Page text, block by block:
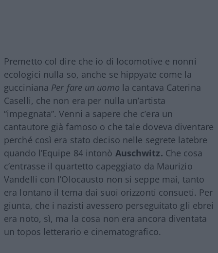
Premetto col dire che io di locomotive e nonni
ecologici nulla so, anche se hippyate come la
gucciniana Per fare un uomo la cantava Caterina
Caselli, che non era per nulla un’artista
“impegnata”. Venni a sapere che c’era un
cantautore già famoso o che tale doveva diventare
perché così era stato deciso nelle segrete latebre
quando l’Equipe 84 intonò Auschwitz. Che cosa
c’entrasse il quartetto capeggiato da Maurizio
Vandelli con l’Olocausto non si seppe mai, tanto
era lontano il tema dai suoi orizzonti consueti. Per
giunta, che i nazisti avessero perseguitato gli ebrei
era noto, sì, ma la cosa non era ancora diventata
un topos letterario e cinematografico.